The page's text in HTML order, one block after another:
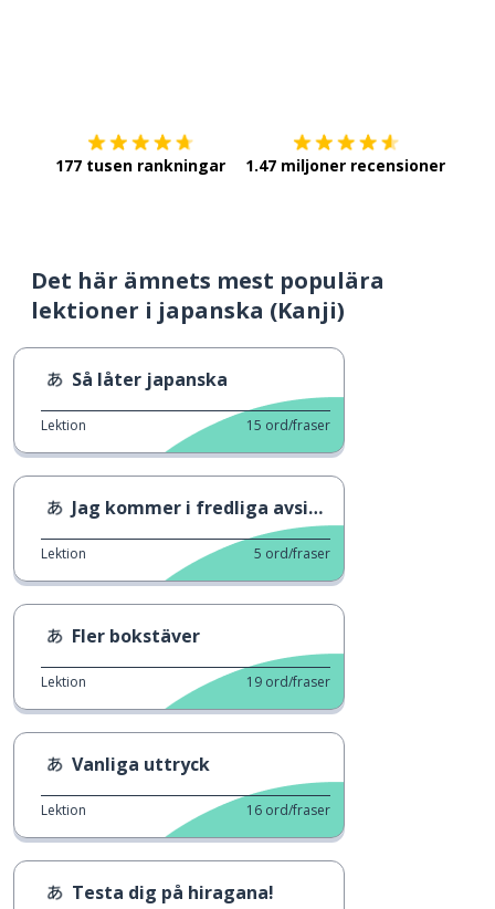
177 tusen rankningar 1.47 miljoner recensioner
Det här ämnets mest populära
lektioner i japanska (Kanji)
Så låter japanska
Lektion 15 ord/fraser
Jag kommer i fredliga avsikter 1
Lektion 5 ord/fraser
Fler bokstäver
Lektion 19 ord/fraser
Vanliga uttryck
Lektion 16 ord/fraser
Testa dig på hiragana!